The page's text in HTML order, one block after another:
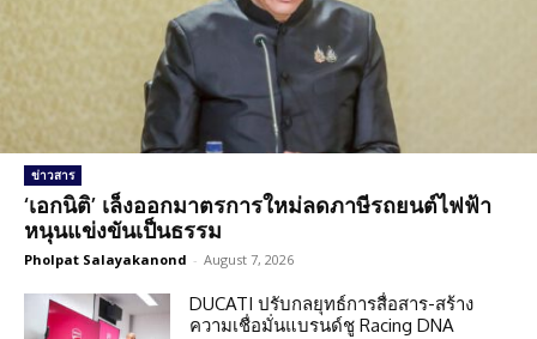
ข่าวสาร
‘เอกนิติ’ เล็งออกมาตรการใหม่ลดภาษีรถยนต์ไฟฟ้า
หนุนแข่งขันเป็นธรรม
Pholpat Salayakanond - August 7, 2026
DUCATI ปรับกลยุทธ์การสื่อสาร-สร้าง
ความเชื่อมั่นแบรนด์ชู Racing DNA